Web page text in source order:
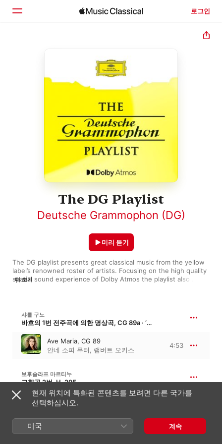
로그인
The DG Playlist
Deutsche Grammophon (DG)
The DG playlist presents great classical music from the yellow
label’s renowned roster of artists. Focusing on the high quality
spatial sound experience of Dolby Atmos the playlist also
Symphony Orchestra, Lang Lang, Rafał Blechacz, Maurizio
Pollini, Daniil Trifonov and Víkingur Ólafsson.
더 보기
미리 듣기
샤를 구노
바흐의 1번 전주곡에 의한 명상곡, CG 89a · ‘아베 마리아’
Ave Maria, CG 89
안네 소피 무터, 램버트 오키스
4:53
보후슬라프 마르티누
교향곡 2번, H. 295
II. Andante moderato
야쿠프 흐루샤
세르게이 라흐마니노프
현재 위치에 특화된 콘텐츠를 보려면 다른 국가를
선택하십시오.
미국 계속